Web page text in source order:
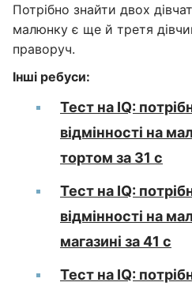
Потрібно знайти двох
малюнку є ще й третя
праворуч.
Інші ребуси:
Тест на IQ:
відмінності на
тортом за 31 с
Тест на IQ:
відмінності на
магазині за 41 с
Тест на IQ: